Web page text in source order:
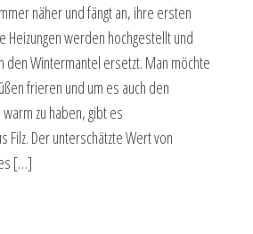
näher und fängt an, ihre ersten
Heizungen werden hochgestellt und
den Wintermantel ersetzt. Man möchte
frieren und um es auch den
zu haben, gibt es
Filz. Der unterschätzte Wert von
[…]